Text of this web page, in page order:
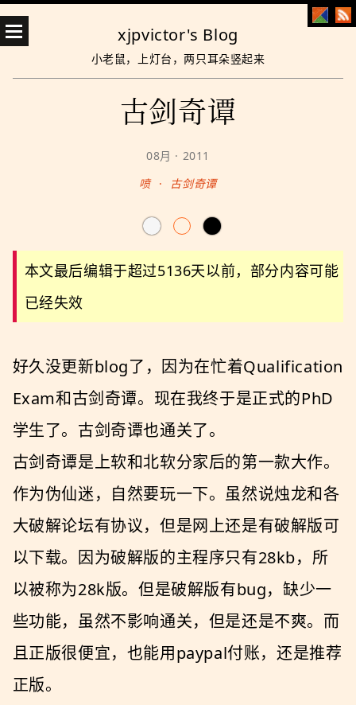
xjpvictor's Blog
小老鼠，上灯台，两只耳朵竖起来
古剑奇谭
08月 · 2011
喷 · 古剑奇谭
本文最后编辑于超过5136天以前，部分内容可能
已经失效
好久没更新blog了，因为在忙着Qualification
Exam和古剑奇谭。现在我终于是正式的PhD
学生了。古剑奇谭也通关了。
古剑奇谭是上软和北软分家后的第一款大作。
作为伪仙迷，自然要玩一下。虽然说烛龙和各
大破解论坛有协议，但是网上还是有破解版可
以下载。因为破解版的主程序只有28kb，所
以被称为28k版。但是破解版有bug，缺少一
些功能，虽然不影响通关，但是还是不爽。而
且正版很便宜，也能用paypal付账，还是推荐
正版。